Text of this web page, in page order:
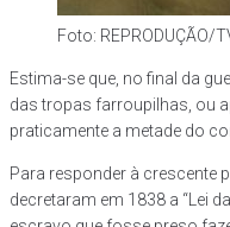
Foto: REPRODUÇÃO/
Estima-se que, no final da
das tropas farroupilhas, ou
praticamente a metade do
Para responder à crescente
decretaram em 1838 a “Lei